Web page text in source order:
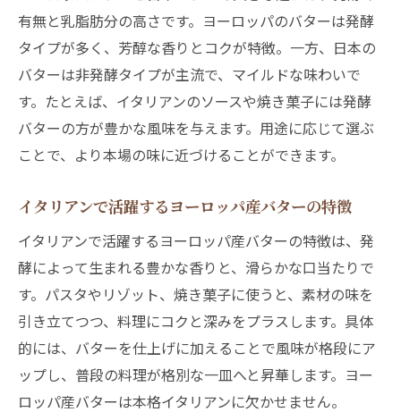
有無と乳脂肪分の高さです。ヨーロッパのバターは発酵
タイプが多く、芳醇な香りとコクが特徴。一方、日本の
バターは非発酵タイプが主流で、マイルドな味わいで
す。たとえば、イタリアンのソースや焼き菓子には発酵
バターの方が豊かな風味を与えます。用途に応じて選ぶ
ことで、より本場の味に近づけることができます。
イタリアンで活躍するヨーロッパ産バターの特徴
イタリアンで活躍するヨーロッパ産バターの特徴は、発
酵によって生まれる豊かな香りと、滑らかな口当たりで
す。パスタやリゾット、焼き菓子に使うと、素材の味を
引き立てつつ、料理にコクと深みをプラスします。具体
的には、バターを仕上げに加えることで風味が格段にア
ップし、普段の料理が格別な一皿へと昇華します。ヨー
ロッパ産バターは本格イタリアンに欠かせません。